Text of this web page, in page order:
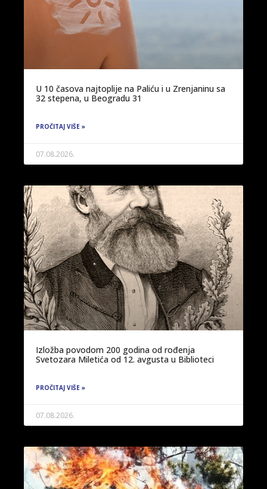
U 10 časova najtoplije na Paliću i u Zrenjaninu sa
32 stepena, u Beogradu 31
PROČITAJ VIŠE »
07.08.2026.
Izložba povodom 200 godina od rođenja
Svetozara Miletića od 12. avgusta u Biblioteci
PROČITAJ VIŠE »
07.08.2026.